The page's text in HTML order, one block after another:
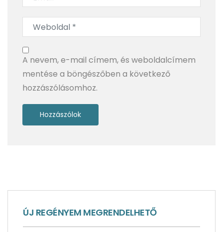
BlendyGo 3 a hátizsákban: rejtett szépségek és
modern ízek a legendás Fekete-erdőben
A nevem, e-mail címem, és weboldalcímem
mentése a böngészőben a következő
hozzászólásomhoz.
ÚJ REGÉNYEM MEGRENDELHETŐ